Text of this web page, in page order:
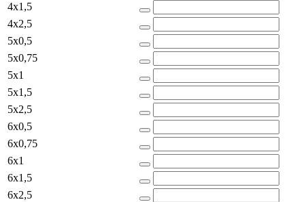
4x1,5
4x2,5
5x0,5
5x0,75
5x1
5x1,5
5x2,5
6x0,5
6x0,75
6x1
6x1,5
6x2,5